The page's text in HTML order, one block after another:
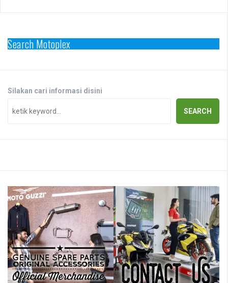
Search Motoplex
Silakan cari informasi disini
SEARCH